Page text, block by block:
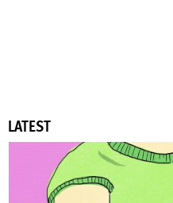
LATEST